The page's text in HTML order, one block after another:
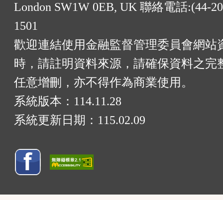
London SW1W 0EB, UK 聯絡電話:(44-
1501
歡迎連結使用金融監督管理委員會網站
時，請註明資料來源，請確保資料之完
任意增刪，亦不得作為商業使用。
系統版本： 114.11.28
系統更新日期： 115.02.09